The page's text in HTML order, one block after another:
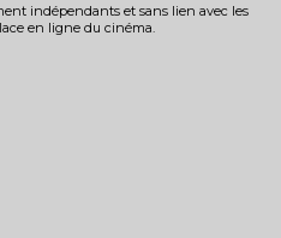
indépendants et sans lien avec les
en ligne du cinéma.